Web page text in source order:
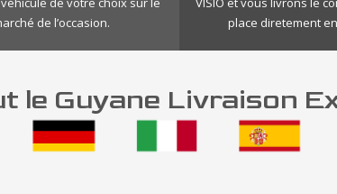
de l’occasion.
place diretement
le Guyane Livraison